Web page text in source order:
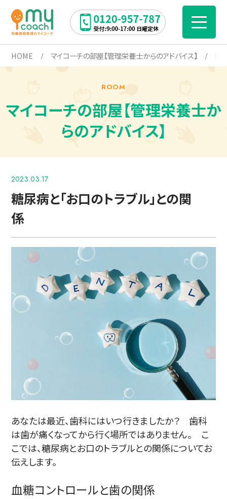
HOME マイコーチの部屋【管理栄養士からのアドバイス】 糖
ROOM
マイコーチの部屋【管理栄養士か
らのアドバイス】
2023.03.17
糖尿病と「お口のトラブル」との関
係
あなたは最近、歯科にはいつ行きましたか？ 歯科
は歯が痛くなってから行く場所ではありません。 こ
こでは、糖尿病とお口のトラブルとの関係についてお
伝えします。
血糖コントロールと歯の関係